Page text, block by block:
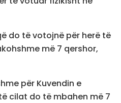
do të votojnë për herë të
më 7 qershor,
për Kuvendin e
cilat do të mbahen më 7